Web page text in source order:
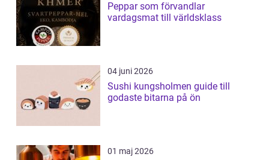
Peppar som förvandlar
vardagsmat till världsklass
04 juni 2026
Sushi kungsholmen guide till
godaste bitarna på ön
01 maj 2026